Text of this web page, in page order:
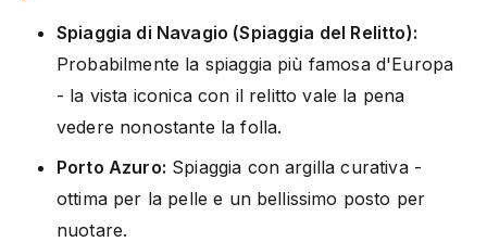
Spiaggia di Navagio (Spiaggia del Relitto):
Probabilmente la spiaggia più famosa d'Europa
- la vista iconica con il relitto vale la pena
vedere nonostante la folla.
Porto Azuro: Spiaggia con argilla curativa -
ottima per la pelle e un bellissimo posto per
nuotare.